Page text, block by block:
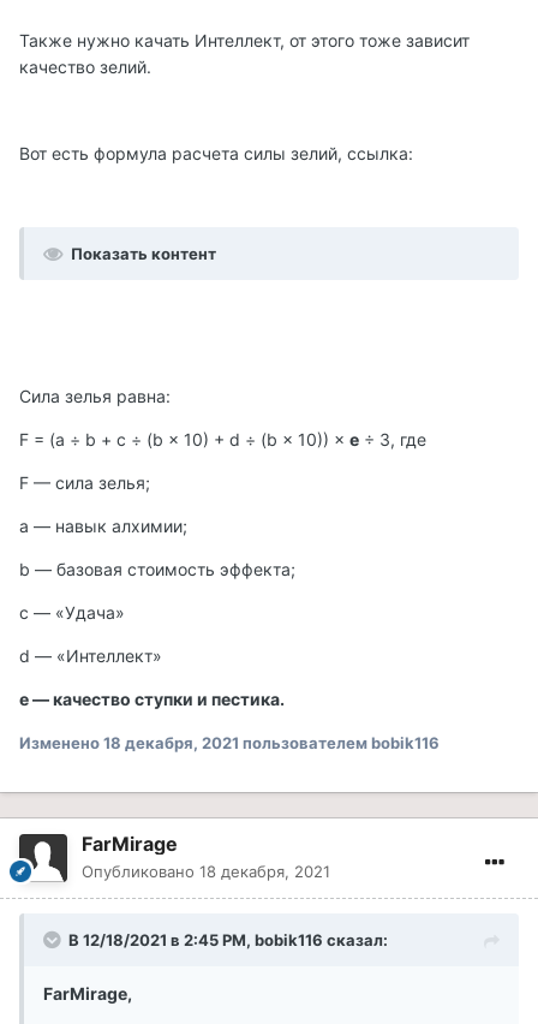
Также нужно качать Интеллект, от этого тоже зависит
качество зелий.
Вот есть формула расчета силы зелий, ссылка:
Показать контент
Сила зелья равна:
F = (a ÷ b + c ÷ (b × 10) + d ÷ (b × 10)) × e ÷ 3, где
F — сила зелья;
a — навык алхимии;
b — базовая стоимость эффекта;
c — «Удача»
d — «Интеллект»
e — качество ступки и пестика.
Изменено18 декабря, 2021 пользователем bobik116
FarMirage
Опубликовано 18 декабря, 2021
В 12/18/2021 в 2:45 PM, bobik116 сказал:
FarMirage,